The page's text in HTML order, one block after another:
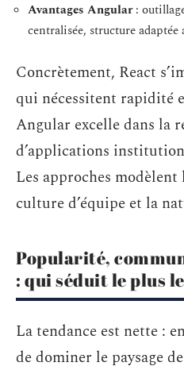
Avantages Angular:
centralisée, structure
Concrètement, React
qui nécessitent rapidité
Angular excelle dans la
d’applications
Les approches
culture d’équipe et la
Popularité,
: qui séduit le plus
La tendance est nette :
de dominer le paysage